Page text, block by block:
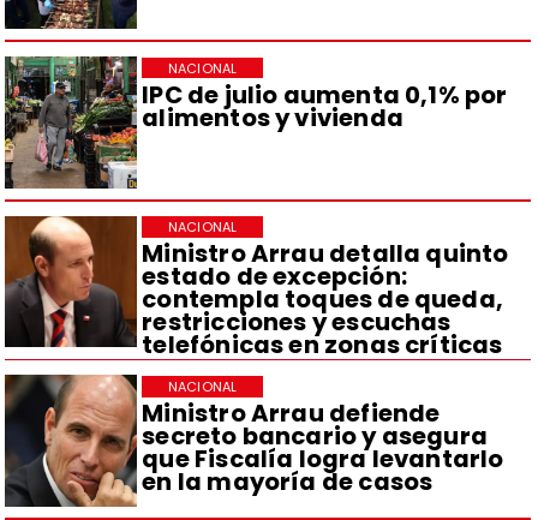
IPC de julio aumenta 0,1% por
alimentos y vivienda
NACIONAL
Ministro Arrau detalla quinto
estado de excepción:
contempla toques de queda,
restricciones y escuchas
telefónicas en zonas críticas
NACIONAL
Ministro Arrau defiende
secreto bancario y asegura
que Fiscalía logra levantarlo
en la mayoría de casos
NACIONAL